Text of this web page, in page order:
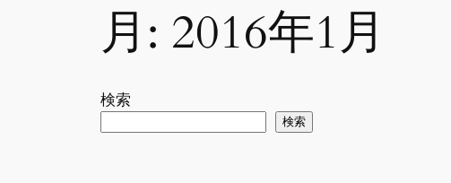
月: 2016年1月
検索
検索